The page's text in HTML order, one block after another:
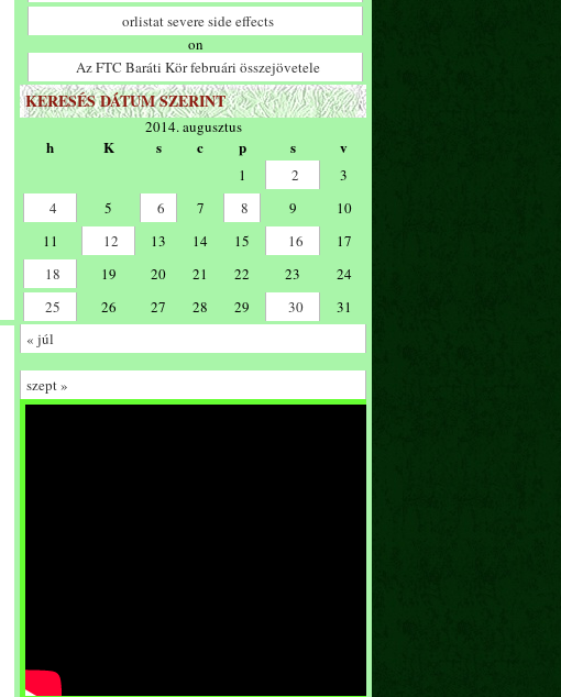
orlistat severe side effects
on
Az FTC Baráti Kör februári összejövetele
KERESÉS DÁTUM SZERINT
2014. augusztus
h K s c p s v
1 2
3
4
5 6 7 8 9
10
11
12 13 14 15 16
17
18
19 20 21 22 23
24
25
26 27 28 29 30
31
« júl
szept »